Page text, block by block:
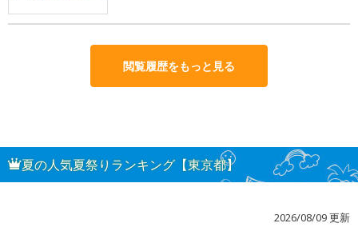
閲覧履歴をもっと見る
夏の人気夏祭りランキング【東京都】
2026/08/09 更新